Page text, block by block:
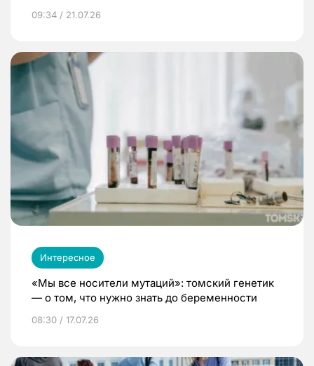
09:34 / 21.07.26
Интересное
«Мы все носители мутаций»: томский генетик
— о том, что нужно знать до беременности
08:30 / 17.07.26